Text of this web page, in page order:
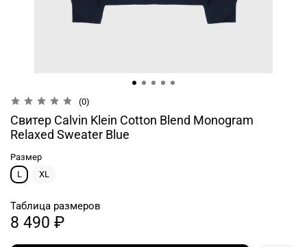
(0)
Свитер Calvin Klein Cotton Blend Monogram
Relaxed Sweater Blue
Размер
L
XL
Таблица размеров
8 490 ₽